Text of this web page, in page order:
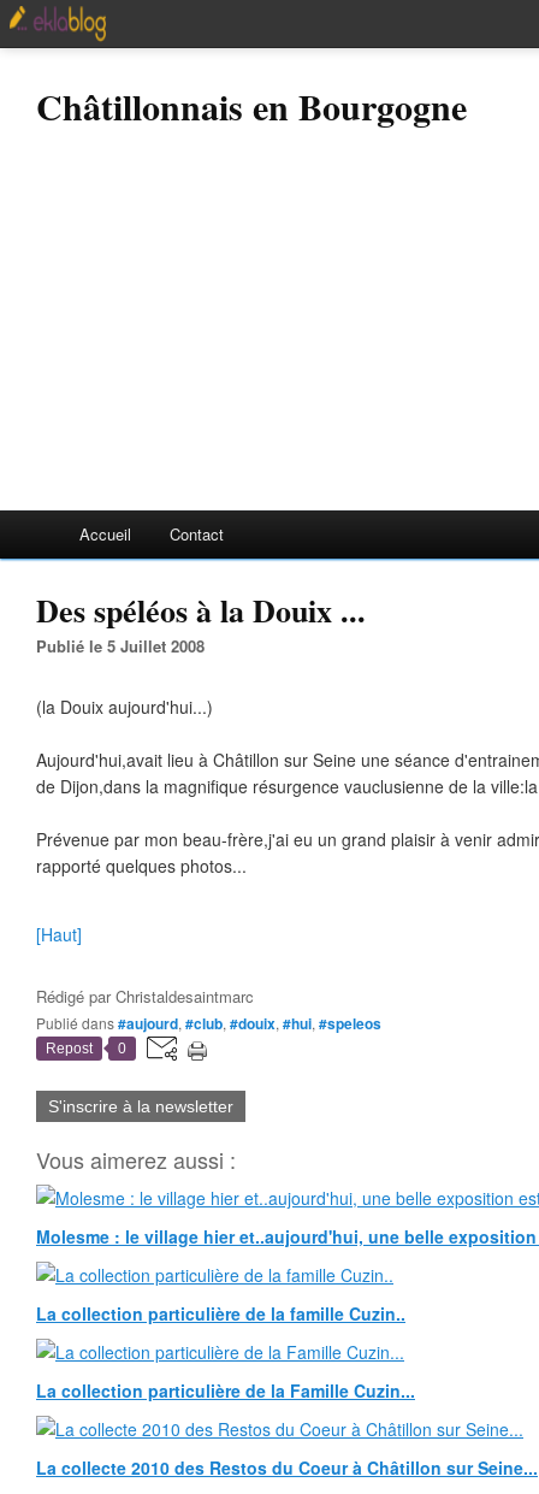
Châtillonnais en Bourgogne
Accueil Contact
Des spéléos à la Douix ...
Publié le 5 Juillet 2008
(la Douix aujourd'hui...)
Aujourd'hui,avait lieu à Châtillon sur Seine une séance
de Dijon,dans la magnifique résurgence vauclusienne de la
Prévenue par mon beau-frère,j'ai eu un grand plaisir à venir
rapporté quelques photos...
[Haut]
Rédigé parChristaldesaintmarc
Publié dans#aujourd, #club, #douix, #hui, #speleos
Repost 0
S'inscrire à la newsletter
Vous aimerez aussi :
Molesme : le village hier et..aujourd'hui, une belle
La collection particulière de la famille Cuzin..
La collection particulière de la Famille Cuzin...
La collecte 2010 des Restos du Coeur à Châtillon sur Seine...